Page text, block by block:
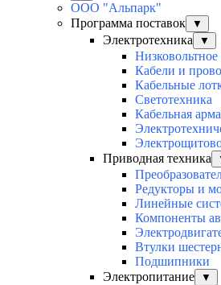
ООО "Альпарк"
Программа поставок
▼
Электротехника ▼
Кабели и
Кабельные
Светотехника
Кабельная
Приводная техника
Редукторы и
Линейные
Компоненты
Втулки
Подшипники
Электропитание
▼